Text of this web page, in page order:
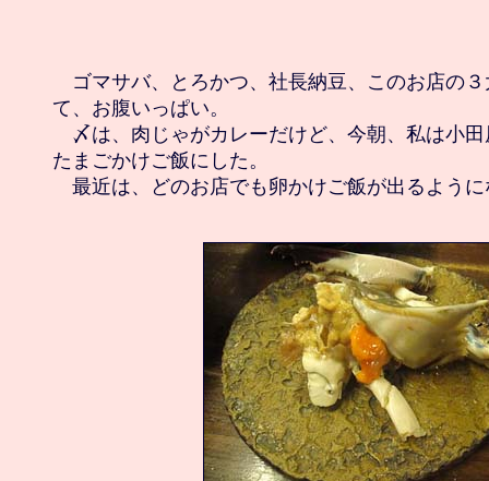
ゴマサバ、とろかつ、社長納豆、このお店の
て、お腹いっぱい。
〆は、肉じゃがカレーだけど、今朝、私は小
たまごかけご飯にした。